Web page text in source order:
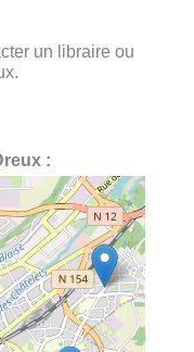
un libraire ou
: